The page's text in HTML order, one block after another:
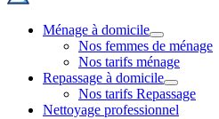
Ménage à domicile
Nos femmes de ménage
Nos tarifs ménage
Repassage à domicile
Nos tarifs Repassage
Nettoyage professionnel